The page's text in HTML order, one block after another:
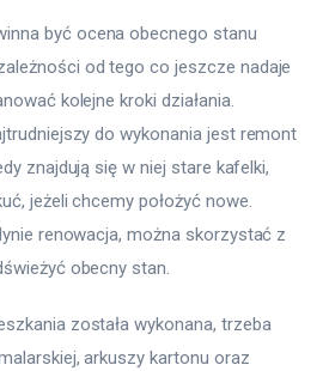
być ocena obecnego stanu
od tego co jeszcze nadaje
kolejne kroki działania.
do wykonania jest remont
znajdują się w niej stare kafelki,
jeżeli chcemy położyć nowe.
renowacja, można skorzystać z
obecny stan.
została wykonana, trzeba
arkuszy kartonu oraz